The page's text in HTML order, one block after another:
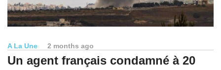
A La Une 2 months ago
Un agent français condamné à 20